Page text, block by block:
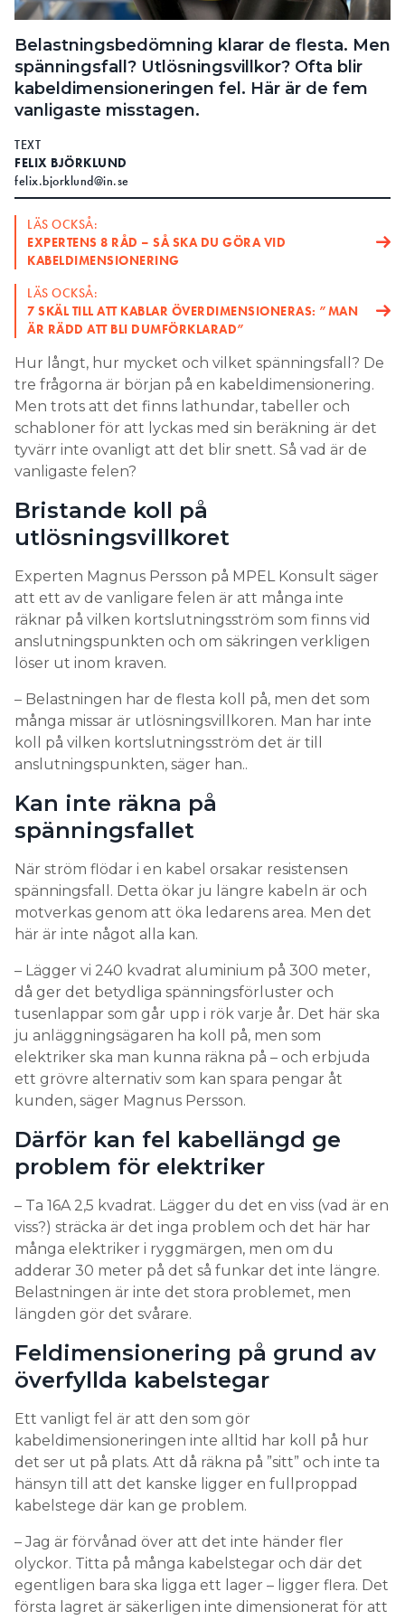
SEARCH
Belastningsbedömning klarar de flesta. Men
spänningsfall? Utlösningsvillkor? Ofta blir
kabeldimensioneringen fel. Här är de fem
vanligaste misstagen.
TEXT
FELIX BJÖRKLUND
felix.bjorklund@in.se
LÄS OCKSÅ:
EXPERTENS 8 RÅD – SÅ SKA DU GÖRA VID
KABELDIMENSIONERING
LÄS OCKSÅ:
7 SKÄL TILL ATT KABLAR ÖVERDIMENSIONERAS: ”MAN
ÄR RÄDD ATT BLI DUMFÖRKLARAD”
Hur långt, hur mycket och vilket spänningsfall? De
tre frågorna är början på en kabeldimensionering.
Men trots att det finns lathundar, tabeller och
schabloner för att lyckas med sin beräkning är det
tyvärr inte ovanligt att det blir snett. Så vad är de
vanligaste felen?
Bristande koll på
utlösningsvillkoret
Experten Magnus Persson på MPEL Konsult säger
att ett av de vanligare felen är att många inte
räknar på vilken kortslutningsström som finns vid
anslutningspunkten och om säkringen verkligen
löser ut inom kraven.
– Belastningen har de flesta koll på, men det som
många missar är utlösningsvillkoren. Man har inte
koll på vilken kortslutningsström det är till
anslutningspunkten, säger han..
Kan inte räkna på
spänningsfallet
När ström flödar i en kabel orsakar resistensen
spänningsfall. Detta ökar ju längre kabeln är och
motverkas genom att öka ledarens area. Men det
här är inte något alla kan.
– Lägger vi 240 kvadrat aluminium på 300 meter,
då ger det betydliga spänningsförluster och
tusenlappar som går upp i rök varje år. Det här ska
ju anläggningsägaren ha koll på, men som
elektriker ska man kunna räkna på – och erbjuda
ett grövre alternativ som kan spara pengar åt
kunden, säger Magnus Persson.
Därför kan fel kabellängd ge
problem för elektriker
– Ta 16A 2,5 kvadrat. Lägger du det en viss (vad är en
viss?) sträcka är det inga problem och det här har
många elektriker i ryggmärgen, men om du
adderar 30 meter på det så funkar det inte längre.
Belastningen är inte det stora problemet, men
längden gör det svårare.
Feldimensionering på grund av
överfyllda kabelstegar
Ett vanligt fel är att den som gör
kabeldimensioneringen inte alltid har koll på hur
det ser ut på plats. Att då räkna på ”sitt” och inte ta
hänsyn till att det kanske ligger en fullproppad
kabelstege där kan ge problem.
– Jag är förvånad över att det inte händer fler
olyckor. Titta på många kabelstegar och där det
egentligen bara ska ligga ett lager – ligger flera. Det
första lagret är säkerligen inte dimensionerat för att